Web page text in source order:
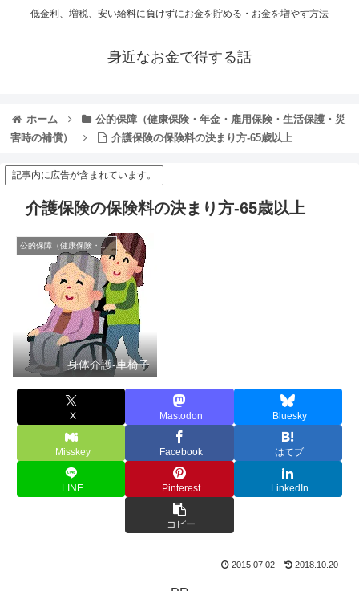
低金利、増税、安い給料に負けずにお金を貯める・お金を増やす方法
身近なお金で得する話
ホーム
公的保障（健康保険・年金・雇用保険・生活保護・災
害時の補償）
介護保険の保険料の決まり方-65歳以上
記事内に広告が含まれています。
介護保険の保険料の決まり方-65歳以上
公的保障（健康保険・年金・雇用保険・生活保護・災害時の補償）
身体介護-車椅子
X Mastodon Bluesky
Misskey Facebook はてブ
LINE Pinterest LinkedIn
コピー
2015.07.02 2018.10.20